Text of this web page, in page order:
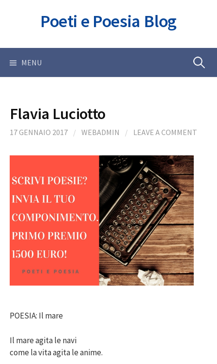
Poeti e Poesia Blog
MENU Ricerca
Flavia Luciotto
17 GENNAIO 2017 / WEBADMIN / LEAVE A COMMENT
POESIA: Il mare
Il mare agita le navi
come la vita agita le anime.